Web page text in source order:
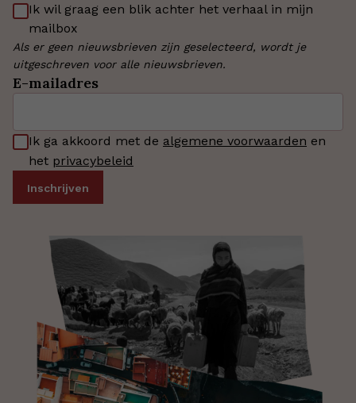
Ik wil graag een blik achter het verhaal in mijn
mailbox
Als er geen nieuwsbrieven zijn geselecteerd, wordt je
uitgeschreven voor alle nieuwsbrieven.
E-mailadres
Ik ga akkoord met de algemene voorwaarden en
het privacybeleid